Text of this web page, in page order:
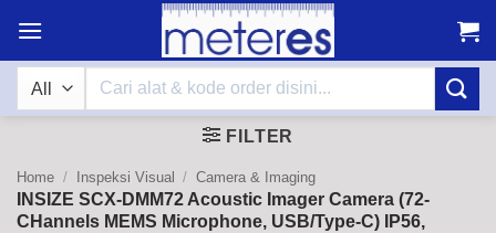
content
Search
FILTER
Home / Inspeksi Visual / Camera & Imaging
INSIZE SCX-DMM72 Acoustic Imager Camera (72-
CHannels MEMS Microphone, USB/Type-C) IP56,